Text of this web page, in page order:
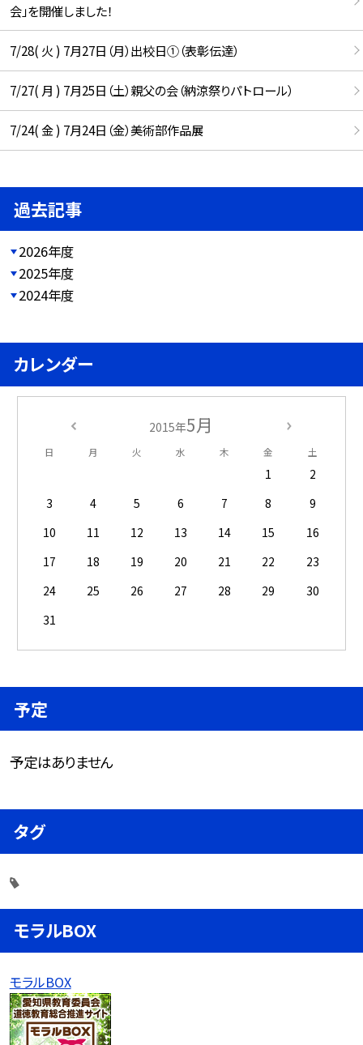
会」を開催しました！
7/28( 火 ) 7月27日（月）出校日①（表彰伝達）
7/27( 月 ) 7月25日（土）親父の会（納涼祭りパトロール）
7/24( 金 ) 7月24日（金）美術部作品展
過去記事
2026年度
2025年度
2024年度
カレンダー
2015年5月
日 月 火 水 木 金 土
1
2
3
4 5 6 7 8
9
10
11 12 13 14 15
16
17
18 19 20 21 22
23
24
25 26 27 28 29
30
31
予定
予定はありません
タグ
モラルBOX
モラルBOX